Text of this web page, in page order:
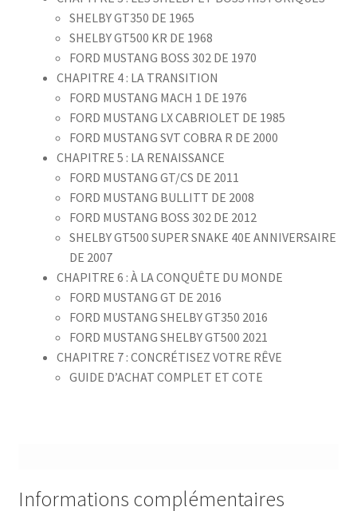
SHELBY GT350 DE 1965
SHELBY GT500 KR DE 1968
FORD MUSTANG BOSS 302 DE 1970
CHAPITRE 4 : LA TRANSITION
FORD MUSTANG MACH 1 DE 1976
FORD MUSTANG LX CABRIOLET DE 1985
FORD MUSTANG SVT COBRA R DE 2000
CHAPITRE 5 : LA RENAISSANCE
FORD MUSTANG GT/CS DE 2011
FORD MUSTANG BULLITT DE 2008
FORD MUSTANG BOSS 302 DE 2012
SHELBY GT500 SUPER SNAKE 40E ANNIVERSAIRE
DE 2007
CHAPITRE 6 : À LA CONQUÊTE DU MONDE
FORD MUSTANG GT DE 2016
FORD MUSTANG SHELBY GT350 2016
FORD MUSTANG SHELBY GT500 2021
CHAPITRE 7 : CONCRÉTISEZ VOTRE RÊVE
GUIDE D’ACHAT COMPLET ET COTE
Informations complémentaires